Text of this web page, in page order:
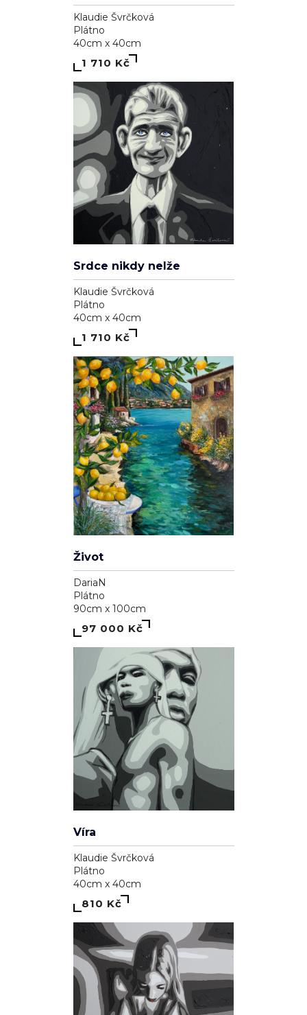
Klaudie Švrčková
Plátno
40cm x 40cm
1 710 Kč
Srdce nikdy nelže
Klaudie Švrčková
Plátno
40cm x 40cm
1 710 Kč
Život
DariaN
Plátno
90cm x 100cm
97 000 Kč
Víra
Klaudie Švrčková
Plátno
40cm x 40cm
810 Kč